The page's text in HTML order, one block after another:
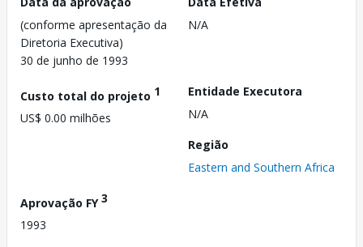
(conforme apresentação da
Diretoria Executiva)
30 de junho de 1993
N/A
Custo total do projeto 1
US$ 0.00 milhões
Entidade Executora
N/A
Região
Eastern and Southern Africa
Aprovação FY3
1993